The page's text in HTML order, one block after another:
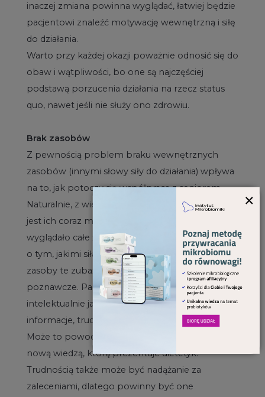
inaczej zmiana powinna wyglądać, łatwiej będzie
pacjentowi znaleźć motywację wewnętrzną i siłę
do działania.
Warto przy każdej okazji poważnie odnosić się do
obaw i wątpliwości, bo one są najczęściej
podstawą porzucenia działania na rzecz status
quo, nawet jeśli nie służy ono zdrowiu.
Brak zasobów
Z pewnością problem braku wewnętrznych
zasobów (innymi słowy siły do działania) wpływa
na to, jak potoczy się współpraca z seniorem.
Naturalnie, z wiekiem zasoby zużywają się, a więc
jest ich coraz mniej. W dużej mierze to, jak
wyglądało całe życie pacjenta, wiele powie nam
o tym, jakimi siłami dysponuje. Z pewnością
zasoby te zubażane są także przez deficyty
poznawcze. Pacjent widzi, że nie jest tak sprawny
intelektualnie jak kiedyś, że wolniej przetwarza
informacje, trudniej zaakceptować mu zmiany.
Może to powodować dyskomfort w zetknięciu z
nową wiedzą, którą prezentuje dietetyk.
Trudnością także może być nadążanie za
zaleceniami, dlatego powinny być one
×